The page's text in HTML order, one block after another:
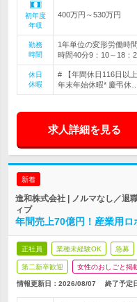
初年度
年収
400万円～530万円
勤務
時間
1年単位の変形労働時
時間40分9：10～18：
休日
休暇
# 【年間休日116日以
年末年始休暇* 慶弔休…
求人詳細を見る
新着
進和株式会社 | ノルマなし／退
ィブ
年間売上70億円！産業用ロ
正社員 業種未経験OK 急募
第二新卒歓迎 女性のおしごと掲
情報更新日：2026/08/07 終了予定